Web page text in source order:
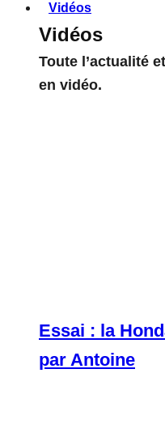
Vidéos
Vidéos
Toute l’actualité
en vidéo.
Essai : la
par Antoine